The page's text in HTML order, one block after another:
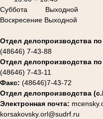
Суббота Выходной
Воскресение Выходной
Отдел делопроизводства
(48646) 7-43-88
Отдел делопроизводства
(48646) 7-43-11
Факс: (48646)7-43-72
Отдел делопроизводства
Электронная почта:
korsakovsky.orl@sudrf.ru